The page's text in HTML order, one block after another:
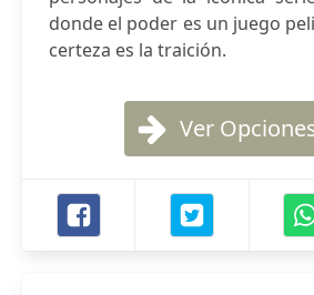
donde el poder es un juego
certeza es la traición.
Ver